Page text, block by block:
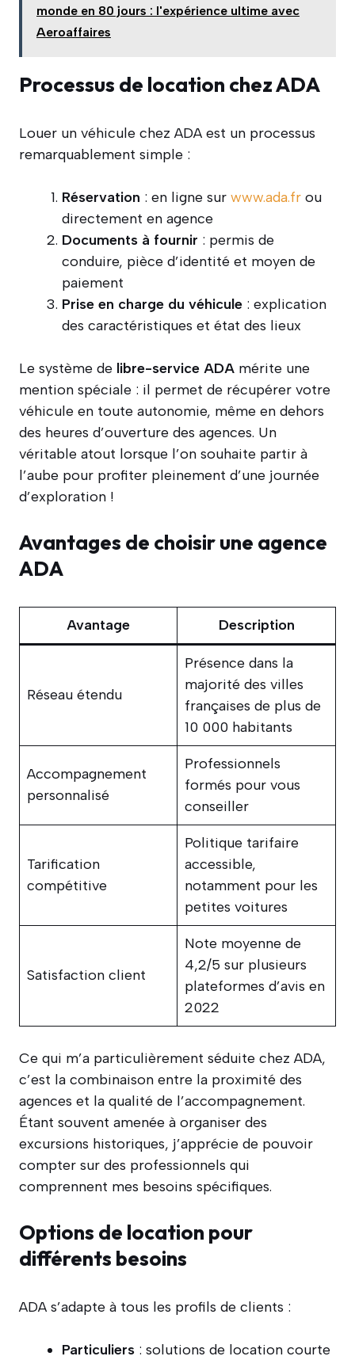
monde en 80 jours : l'expérience ultime avec
Aeroaffaires
Processus de location chez ADA
Louer un véhicule chez ADA est un processus
remarquablement simple :
Réservation : en ligne sur www.ada.fr ou
directement en agence
Documents à fournir : permis de
conduire, pièce d’identité et moyen de
paiement
Prise en charge du véhicule : explication
des caractéristiques et état des lieux
Le système de libre-service ADA mérite une
mention spéciale : il permet de récupérer votre
véhicule en toute autonomie, même en dehors
des heures d’ouverture des agences. Un
véritable atout lorsque l’on souhaite partir à
l’aube pour profiter pleinement d’une journée
d’exploration !
Avantages de choisir une agence
ADA
Avantage Description
Réseau étendu
Présence dans la
majorité des villes
françaises de plus de
10 000 habitants
Accompagnement
personnalisé
Professionnels
formés pour vous
conseiller
Tarification
compétitive
Politique tarifaire
accessible,
notamment pour les
petites voitures
Satisfaction client
Note moyenne de
4,2/5 sur plusieurs
plateformes d’avis en
2022
Ce qui m’a particulièrement séduite chez ADA,
c’est la combinaison entre la proximité des
agences et la qualité de l’accompagnement.
Étant souvent amenée à organiser des
excursions historiques, j’apprécie de pouvoir
compter sur des professionnels qui
comprennent mes besoins spécifiques.
Options de location pour
différents besoins
ADA s’adapte à tous les profils de clients :
Particuliers : solutions de location courte